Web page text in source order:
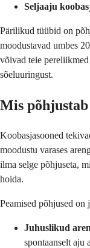
Seljaaju
Pärilikud tüübid on
moodustavad umbes
võivad teie pereliikmed
sõeluuringust.
Mis põhjustab
Koobasjasooned
moodustu varases
ilma selge põhjuseta,
hoida.
Peamised põhjused on
Juhuslikud
spontaanselt aju